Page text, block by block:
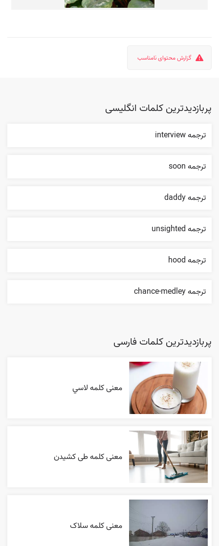
گزارش محتوای نامناسب
پربازدیدترین کلمات انگلیسی
ترجمه interview
ترجمه soon
ترجمه daddy
ترجمه unsighted
ترجمه hood
ترجمه chance-medley
پربازدیدترین کلمات فارسی
معنی کلمه لاسي
معنی کلمه طی کشیدن
معنی کلمه سلاک